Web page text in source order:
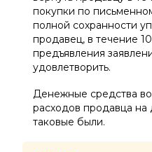
покупки по
полной сохранности
продавец, в течение
предъявления
удовлетворить.
Денежные средства
расходов продавца на
таковые были.